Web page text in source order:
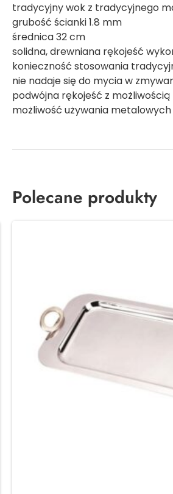
tradycyjny wok z tradycyjnego
grubość ścianki 1.8 mm
średnica 32 cm
solidna, drewniana rękojeść
konieczność stosowania
nie nadaje się do mycia w
podwójna rękojeść z
możliwość używania
Polecane produkty